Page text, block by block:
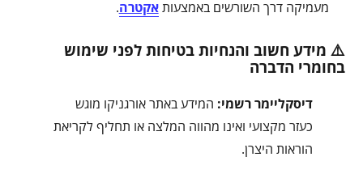
מעמיקה דרך השורשים באמצעותאקטרה.
⚠️ מידע חשוב והנחיות בטיחות לפני שימוש
בחומרי הדברה
דיסקליימר רשמי: המידע באתר אורגניקו מוגש
כעזר מקצועי ואינו מהווה המלצה או תחליף לקריאת
הוראות היצרן.